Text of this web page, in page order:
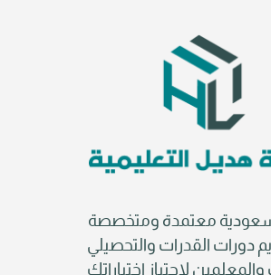
معتمدة ومتخصصة
دورات القدرات والتحصيلي
لاجتياز اختباراتك